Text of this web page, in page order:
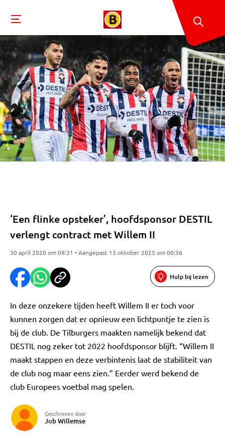
‘Een flinke opsteker’, hoofdsponsor DESTIL
verlengt contract met Willem II
30 april 2020 om 09:31 • Aangepast 13 oktober 2025 om 00:36
Hulp bij lezen
In deze onzekere tijden heeft Willem II er toch voor
kunnen zorgen dat er opnieuw een lichtpuntje te zien is
bij de club. De Tilburgers maakten namelijk bekend dat
DESTIL nog zeker tot 2022 hoofdsponsor blijft. “Willem II
maakt stappen en deze verbintenis laat de stabiliteit van
de club nog maar eens zien.” Eerder werd bekend de
club Europees voetbal mag spelen.
Geschreven door
Job Willemse